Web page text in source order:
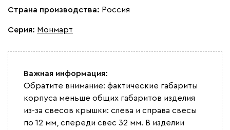
Страна производства: Россия
Серия: Монмарт
Важная информация:
Обратите внимание: фактические габариты
корпуса меньше общих габаритов изделия
из-за свесов крышки: слева и справа свесы
по 12 мм, спереди свес 32 мм. В изделии